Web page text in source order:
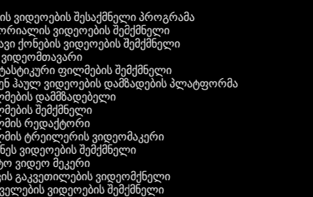
ვიდეოების შესაქმნელი პროგრამა
ვიდეოების შემქმნელი
ქონების ვიდეოების შემქმნელი
ფილმების შემქმნელი
ჰაულ ვიდეოების დამზადების პლატფორმა
დამმზადებელი
შემქმნელი
რედაქტორი
ტრეილერის ვიდეომაკერი
ვიდეოების შემქმნელი
ვიდეო მეკერი
გაკვეთილების ვიდეომქნელი
ვიდეოების შემქმნელი